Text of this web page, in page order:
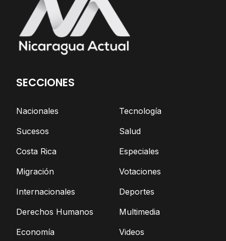
SECCIONES
Nacionales
Sucesos
Costa Rica
Migración
Internacionales
Derechos Humanos
Economía
Tecnología
Salud
Especiales
Votaciones
Deportes
Multimedia
Videos